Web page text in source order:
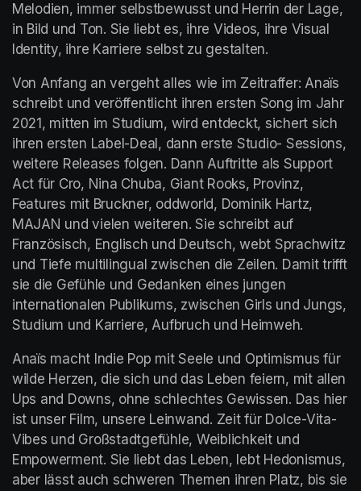
Melodien, immer selbstbewusst und Herrin der Lage,
in Bild und Ton. Sie liebt es, ihre Videos, ihre Visual
Identity, ihre Karriere selbst zu gestalten.
Von Anfang an vergeht alles wie im Zeitraffer: Anaïs
schreibt und veröffentlicht ihren ersten Song im Jahr
2021, mitten im Studium, wird entdeckt, sichert sich
ihren ersten Label-Deal, dann erste Studio- Sessions,
weitere Releases folgen. Dann Auftritte als Support
Act für Cro, Nina Chuba, Giant Rooks, Provinz,
Features mit Bruckner, oddworld, Dominik Hartz,
MAJAN und vielen weiteren. Sie schreibt auf
Französisch, Englisch und Deutsch, webt Sprachwitz
und Tiefe multilingual zwischen die Zeilen. Damit trifft
sie die Gefühle und Gedanken eines jungen
internationalen Publikums, zwischen Girls und Jungs,
Studium und Karriere, Aufbruch und Heimweh.
Anaïs macht Indie Pop mit Seele und Optimismus für
wilde Herzen, die sich und das Leben feiern, mit allen
Ups and Downs, ohne schlechtes Gewissen. Das hier
ist unser Film, unsere Leinwand. Zeit für Dolce-Vita-
Vibes und Großstadtgefühle, Weiblichkeit und
Empowerment. Sie liebt das Leben, lebt Hedonismus,
aber lässt auch schweren Themen ihren Platz, bis sie